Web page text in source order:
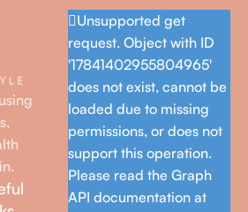
Unsupported get
request. Object with ID
'17841402955804965'
does not exist, cannot be
loaded due to missing
permissions, or does not
support this operation.
Please read the Graph
API documentation at